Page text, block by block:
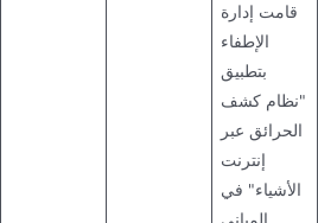
قامت إدارة
الإطفاء
بتطبيق
"نظام كشف
الحرائق عبر
إنترنت
الأشياء" في
المباني